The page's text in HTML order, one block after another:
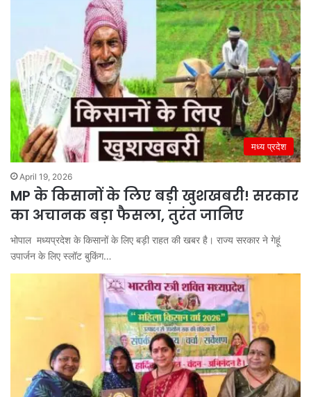
मध्य प्रदेश
April 19, 2026
MP के किसानों के लिए बड़ी खुशखबरी! सरकार
का अचानक बड़ा फैसला, तुरंत जानिए
भोपाल मध्यप्रदेश के किसानों के लिए बड़ी राहत की खबर है। राज्य सरकार ने गेहूं
उपार्जन के लिए स्लॉट बुकिंग…